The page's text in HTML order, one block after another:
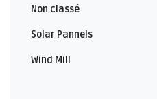
Non classé
Solar Pannels
Wind Mill